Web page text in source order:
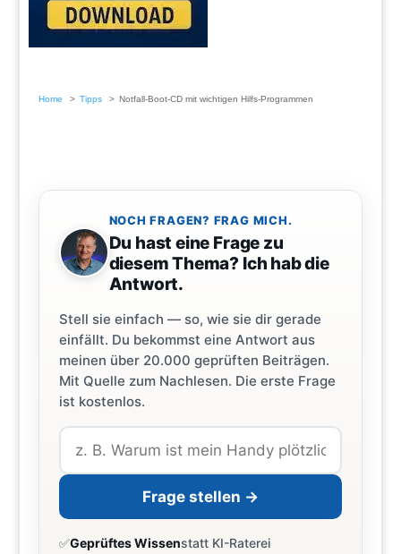
Home Tipps Notfall-Boot-CD mit wichtigen Hilfs-Programmen
NOCH FRAGEN? FRAG MICH.
Du hast eine Frage zu
diesem Thema? Ich hab die
Antwort.
Stell sie einfach — so, wie sie dir gerade
einfällt. Du bekommst eine Antwort aus
meinen über 20.000 geprüften Beiträgen.
Mit Quelle zum Nachlesen. Die erste Frage
ist kostenlos.
Frage stellen →
✅Geprüftes Wissenstatt KI-Raterei